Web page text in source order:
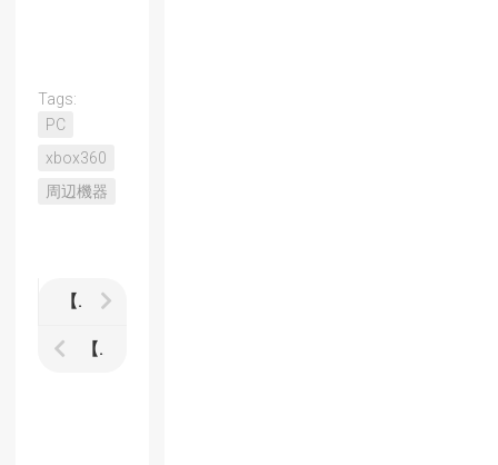
Tags:
PC
xbox360
周辺機器
【Guacamelee! Gold Edition】レビュー 動かしてるだけでも楽しいメキシカンなMetroid-Vaniaアクション
【Legend of Dungeon】レビュー ローグライク＋ベルトスクロールのシンプルなアクションRPG